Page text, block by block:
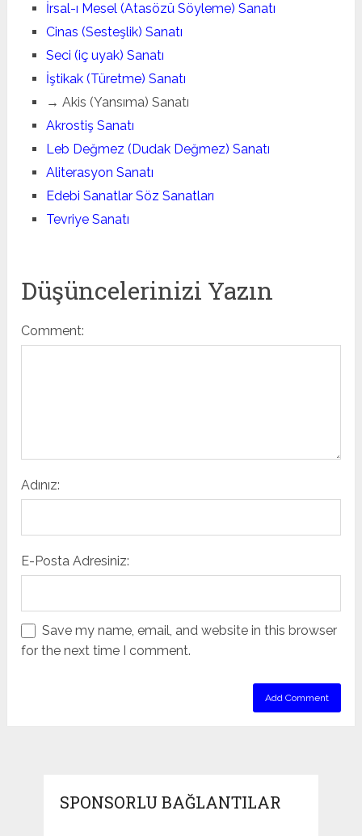
İrsal-ı Mesel (Atasözü Söyleme) Sanatı
Cinas (Sesteşlik) Sanatı
Seci (iç uyak) Sanatı
İştikak (Türetme) Sanatı
→ Akis (Yansıma) Sanatı
Akrostiş Sanatı
Leb Değmez (Dudak Değmez) Sanatı
Aliterasyon Sanatı
Edebi Sanatlar Söz Sanatları
Tevriye Sanatı
Düşüncelerinizi Yazın
Comment:
Adınız:
E-Posta Adresiniz:
Save my name, email, and website in this browser
for the next time I comment.
SPONSORLU BAĞLANTILAR